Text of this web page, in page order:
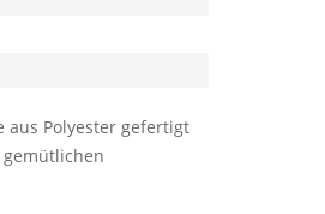
aus Polyester gefertigt